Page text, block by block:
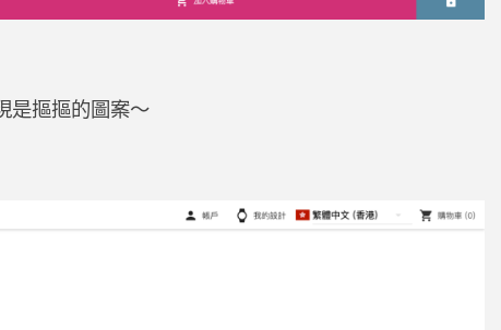
是摳摳的圖案～